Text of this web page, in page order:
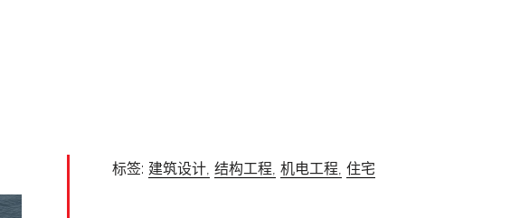
标签: 建筑设计, 结构工程, 机电工程, 住宅